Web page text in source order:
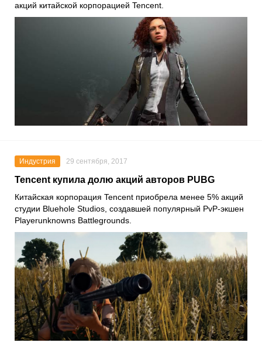
акций китайской корпорацией Tencent.
Индустрия 29 сентября, 2017
Tencent купила долю акций авторов PUBG
Китайская корпорация Tencent приобрела менее 5% акций
студии Bluehole Studios, создавшей популярный PvP-экшен
Playerunknowns Battlegrounds.